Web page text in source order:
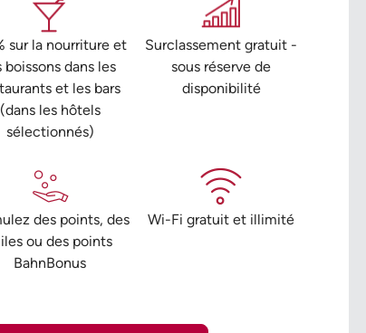
sur la nourriture et
boissons dans les
et les bars
(dans les hôtels
sélectionnés)
Surclassement gratuit -
sous réserve de
disponibilité
des points, des
ou des points
BahnBonus
Wi-Fi gratuit et illimité